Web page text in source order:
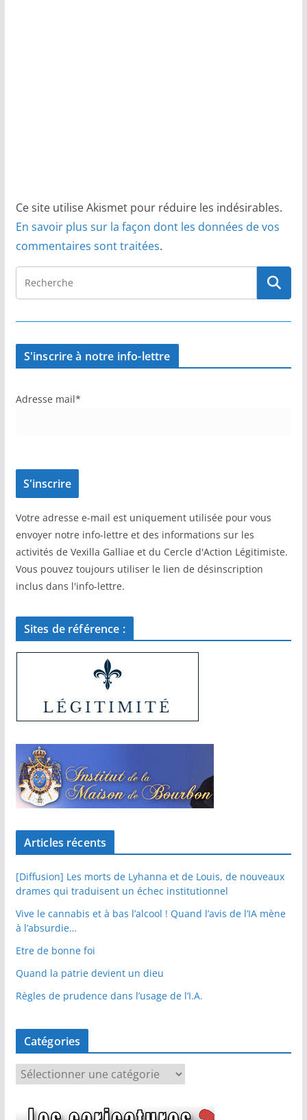
Ce site utilise Akismet pour réduire les indésirables.
En savoir plus sur la façon dont les données de vos
commentaires sont traitées.
S'inscrire à notre info-lettre
Adresse mail*
Votre adresse e-mail est uniquement utilisée pour vous
envoyer notre info-lettre et des informations sur les
activités de Vexilla Galliae et du Cercle d'Action Légitimiste.
Vous pouvez toujours utiliser le lien de désinscription
inclus dans l'info-lettre.
Sites de référence :
Articles récents
[Diffusion] Les morts de Lyhanna et de Louis, de nouveaux
drames qui traduisent un échec institutionnel
Vive le cannabis et à bas l’alcool ! Quand l’avis de l’IA mène
à l’absurdie…
Etre de bonne foi
Quand la patrie devient un dieu
Règles de prudence dans l’usage de l’I.A.
Catégories